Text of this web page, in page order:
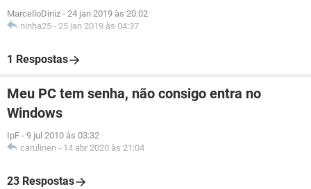
MarcelloDiniz - 24 jan 2019 às 20:02
ninha25 - 25 jan 2019 às 04:37
1 Respostas
Meu PC tem senha, não consigo entra no
Windows
IpF - 9 jul 2010 às 03:32
carulinen - 14 abr 2020 às 21:04
23 Respostas